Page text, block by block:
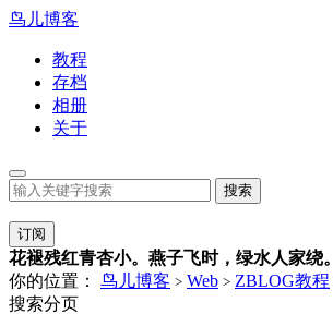
鸟儿博客
教程
存档
相册
关于
订阅
花褪残红青杏小。燕子飞时，绿水人家绕。
你的位置： 鸟儿博客 > Web > ZBLOG教程
搜索分页